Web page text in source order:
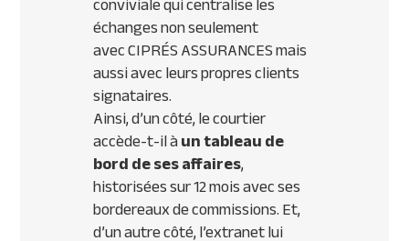
échanges non seulement
avecCIPRÉSASSURANCESmais
aussi avec leurs propres clients
signataires.
Ainsi, d’un côté, le courtier
accède-t-il àun tableau de
bord de ses affaires,
historisées sur 12 mois avec ses
bordereaux de commissions. Et,
d’un autre côté, l’extranet lui